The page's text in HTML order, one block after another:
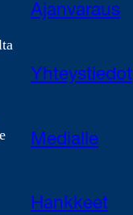
Ajanvaraus
Yhteystiedot
Medialle
Hankkeet